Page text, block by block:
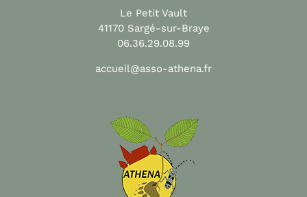
Le Petit Vault
41170 Sargé-sur-Braye
06.36.29.08.99
accueil@asso-athena.fr